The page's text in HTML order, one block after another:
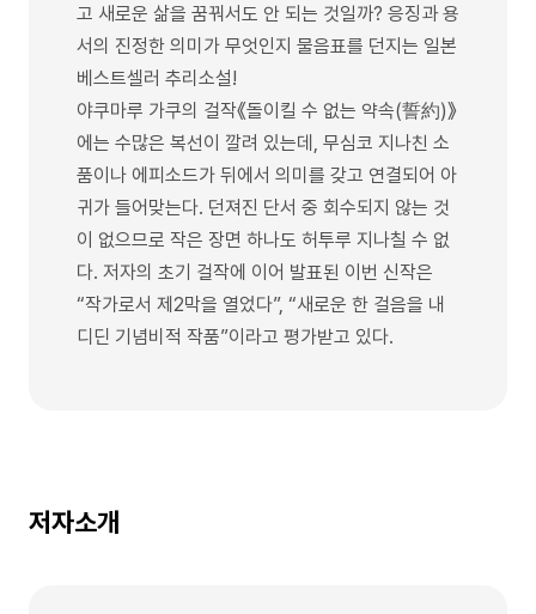
고 새로운 삶을 꿈꿔서도 안 되는 것일까? 응징과 용
서의 진정한 의미가 무엇인지 물음표를 던지는 일본
베스트셀러 추리소설!
야쿠마루 가쿠의 걸작《돌이킬 수 없는 약속(誓約)》
에는 수많은 복선이 깔려 있는데, 무심코 지나친 소
품이나 에피소드가 뒤에서 의미를 갖고 연결되어 아
귀가 들어맞는다. 던져진 단서 중 회수되지 않는 것
이 없으므로 작은 장면 하나도 허투루 지나칠 수 없
다. 저자의 초기 걸작에 이어 발표된 이번 신작은
“작가로서 제2막을 열었다”, “새로운 한 걸음을 내
디딘 기념비적 작품”이라고 평가받고 있다.
저자소개